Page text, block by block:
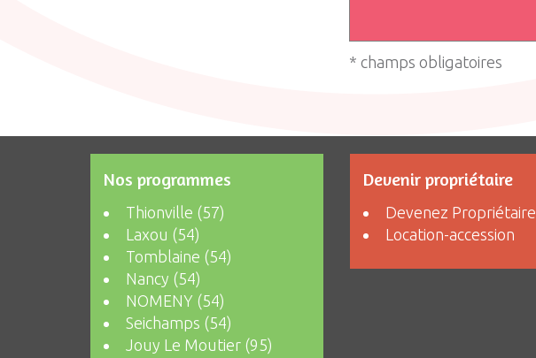
* champs obligatoires
Nos programmes
Thionville (57)
Laxou (54)
Tomblaine (54)
Nancy (54)
NOMENY (54)
Seichamps (54)
Jouy Le Moutier (95)
Devenir propriétaire
Devenez Propriétaire
Location-accession